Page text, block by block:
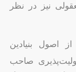
نیز در نظر
اصول بنیادین
صاحب